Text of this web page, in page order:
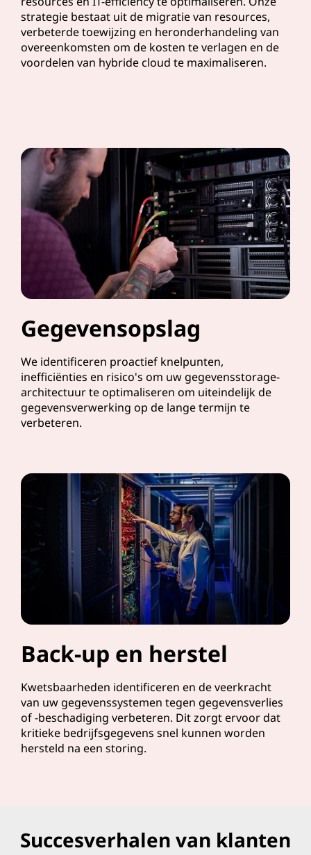
strategie bestaat uit de migratie van resources,
verbeterde toewijzing en heronderhandeling van
overeenkomsten om de kosten te verlagen en de
voordelen van hybride cloud te maximaliseren.
Gegevensopslag
We identificeren proactief knelpunten,
inefficiënties en risico's om uw gegevensstorage-
architectuur te optimaliseren om uiteindelijk de
gegevensverwerking op de lange termijn te
verbeteren.
Back-up en herstel
Kwetsbaarheden identificeren en de veerkracht
van uw gegevenssystemen tegen gegevensverlies
of -beschadiging verbeteren. Dit zorgt ervoor dat
kritieke bedrijfsgegevens snel kunnen worden
hersteld na een storing.
Succesverhalen van klanten